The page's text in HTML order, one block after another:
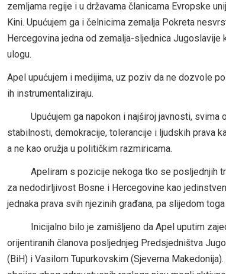
zemljama regije i u državama članicama Evropske
Kini. Upućujem ga i čelnicima zemalja Pokreta
Hercegovina jedna od zemalja-sljednica Jugoslavije
ulogu.
Apel upućujem i medijima, uz poziv da ne dozvole
ih instrumentaliziraju.
Upućujem ga napokon i najširoj javnosti, svima
stabilnosti, demokracije, tolerancije i ljudskih prava
a ne kao oružja u političkim razmiricama.
Apeliram s pozicije nekoga tko se posljednjih
za nedodirljivost Bosne i Hercegovine kao
jednaka prava svih njezinih građana, pa slijedom
Inicijalno bilo je zamišljeno da Apel uputim
orijentiranih članova posljednjeg Predsjedništva
(BiH) i Vasilom Tupurkovskim (Sjeverna